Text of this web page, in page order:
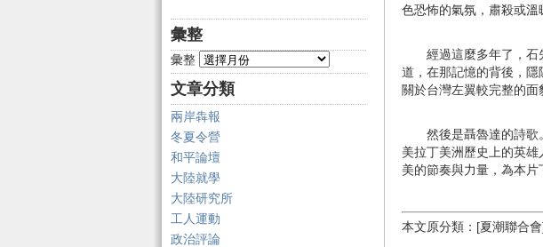
彙整
彙整
文章分類
兩岸犇報
冬夏令營
和平論壇
大陸就學
大陸研究所
工人運動
政治評論
色恐怖的氣氛，肅殺或溫
經過這麼多年了，石
道，在那記憶的背後，
關於台灣左翼較完整的面
然後是聶魯達的詩歌
美拉丁美洲歷史上的英
美的節奏與力量，為本片
本文原分類：[夏潮聯合